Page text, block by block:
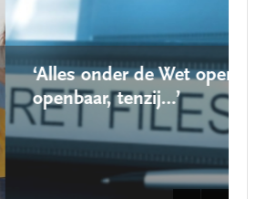
de Wet open overheid is